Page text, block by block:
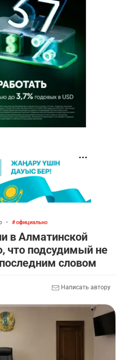
• официально
в Алматинской
что подсудимый не
словом
Написать автору